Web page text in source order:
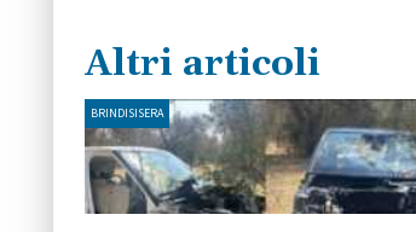
Altri articoli
BRINDISISERA